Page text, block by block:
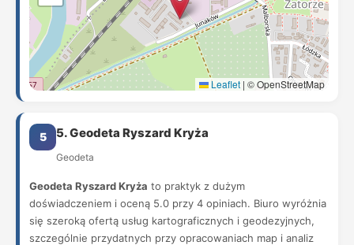
Leaflet | © OpenStreetMap
5 5. Geodeta Ryszard Kryża
Geodeta
Geodeta Ryszard Kryża to praktyk z dużym
doświadczeniem i oceną 5.0 przy 4 opiniach. Biuro wyróżnia
się szeroką ofertą usług kartograficznych i geodezyjnych,
szczególnie przydatnych przy opracowaniach map i analiz